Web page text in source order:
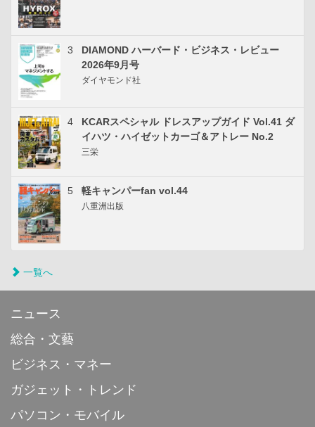
3
DIAMOND ハーバード・ビジネス・レビュー
2026年9月号
ダイヤモンド社
4
KCARスペシャル ドレスアップガイド Vol.41 ダ
イハツ・ハイゼットカーゴ＆アトレー No.2
三栄
5 軽キャンパーfan vol.44
八重洲出版
一覧へ
ニュース
総合・文藝
ビジネス・マネー
ガジェット・トレンド
パソコン・モバイル